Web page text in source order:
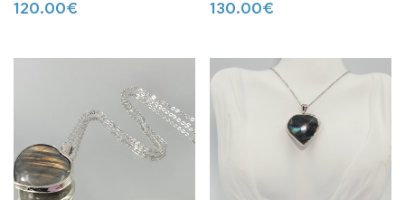
120.00€ 130.00€